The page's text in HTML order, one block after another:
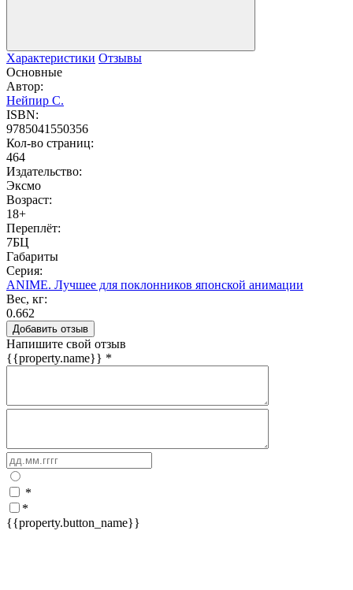
Характеристики Отзывы
Основные
Автор:
Нейпир С.
ISBN:
9785041550356
Кол-во страниц:
464
Издательство:
Эксмо
Возраст:
18+
Переплёт:
7БЦ
Габариты
Серия:
ANIME. Лучшее для поклонников японской анимации
Вес, кг:
0.662
Добавить отзыв
Напишите свой отзыв
{{property.name}} *
*
*
{{property.button_name}}